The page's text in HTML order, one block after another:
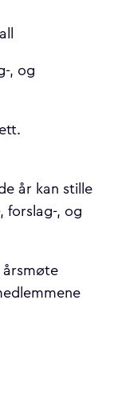
, og
år kan stille
forslag-, og
årsmøte